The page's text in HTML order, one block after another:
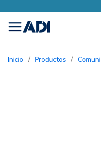
menu
Inicio / Productos /